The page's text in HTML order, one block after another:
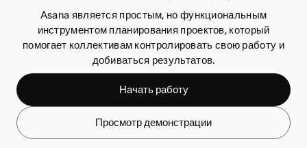
Asana является простым, но функциональным
инструментом планирования проектов, который
помогает коллективам контролировать свою работу и
добиваться результатов.
Начать работу
Просмотр демонстрации